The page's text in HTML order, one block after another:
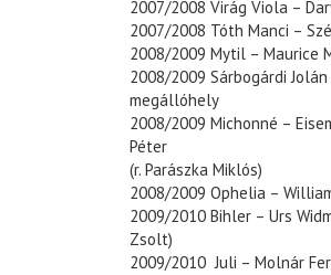
2007/2008 Virág Viola –
2007/2008 Tóth Manci –
2008/2009 Mytil – Maurice
2008/2009 Sárbogárdi
megállóhely
2008/2009 Michonné –
Péter
(r. Parászka Miklós)
2008/2009 Ophelia –
2009/2010 Bihler – Urs
Zsolt)
2009/2010 Juli – Molnár